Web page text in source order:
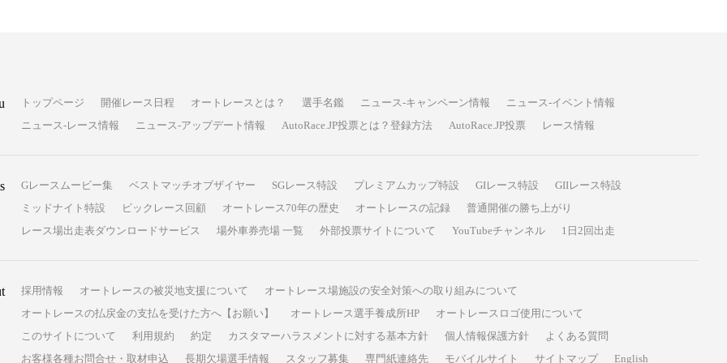
トップページ 開催レース日程 オートレースとは？ 選手名鑑 ニュース-キャンペーン情報
ニュース-イベント情報
ニュース-レース情報
ニュース-アップデート情報 AutoRace.JP投票とは？登録方法 AutoRace.JP投票 レース情報
Gレースムービー集 ベストマッチオブザイヤー SGレース特設 プレミアムカップ特設 GIレース特設
GIIレース特設
ミッドナイト特設
ビックレース回顧 オートレース70年の歴史 オートレースの記録
普通開催の勝ち上がり
レース場出走表ダウンロードサービス
場外車券売場 一覧 外部投票サイトについて YouTubeチャンネル 1日2回出走
採用情報 オートレースの被災地支援について
オートレース場施設の安全対策への取り組みについて
オートレースの払戻金の支払を受けた方へ【お願い】
オートレース選手養成所HP
オートレースロゴ使用について
このサイトについて
利用規約 約定 カスタマーハラスメントに対する基本方針 個人情報保護方針
よくある質問
お客様各種お問合せ・取材申込
長期欠場選手情報 スタッフ募集 専門紙連絡先 モバイルサイト サイトマップ English